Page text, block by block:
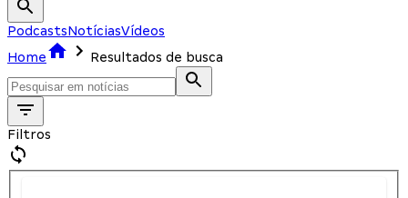
PodcastsNotíciasVídeos
Home
Resultados de busca
Filtros